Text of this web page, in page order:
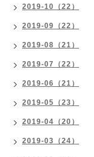
2019-10（22）
2019-09（22）
2019-08（21）
2019-07（22）
2019-06（21）
2019-05（23）
2019-04（20）
2019-03（24）